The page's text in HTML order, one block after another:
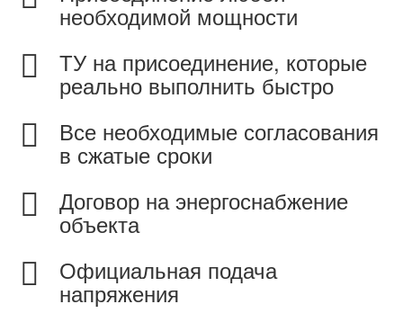
необходимой мощности
ТУ на присоединение, которые
реально выполнить быстро
Все необходимые согласования
в сжатые сроки
Договор на энергоснабжение
объекта
Официальная подача
напряжения